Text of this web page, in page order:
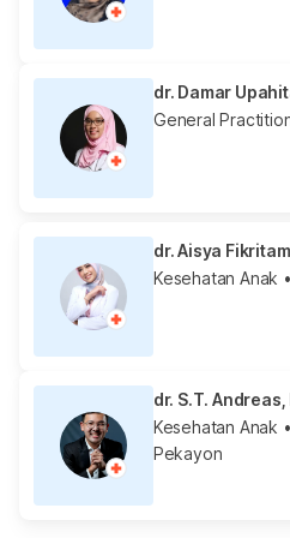
dr. Damar
General
dr. Aisya
Kesehatan Anak
dr. S.T.
Kesehatan Anak
Pekayon